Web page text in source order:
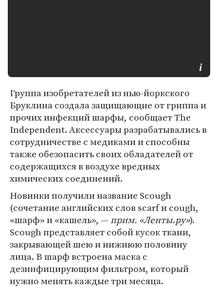
Группа изобретателей из нью-йоркского
Бруклина создала защищающие от гриппа и
прочих инфекций шарфы, сообщает The
Independent. Аксессуары разрабатывались в
сотрудничестве с медиками и способны
также обезопасить своих обладателей от
содержащихся в воздухе вредных
химических соединений.
Новинки получили название Scough
(сочетание английских слов scarf и cough,
«шарф» и «кашель», — прим. «Ленты.ру»).
Scough представляет собой кусок ткани,
закрывающей шею и нижнюю половину
лица. В шарф встроена маска с
дезинфицирующим фильтром, который
нужно менять каждые три месяца.